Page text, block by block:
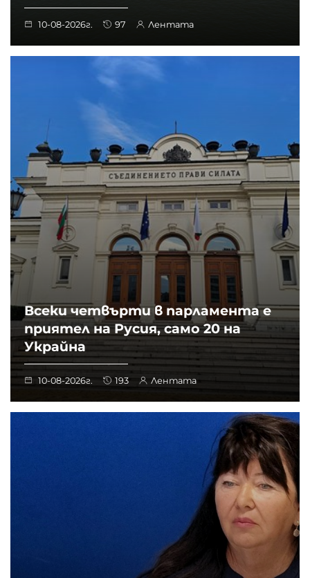
10-08-2026г. 97 Лентата
Всеки четвърти в парламента е
приятел на Русия, само 20 на
Украйна
10-08-2026г. 193 Лентата